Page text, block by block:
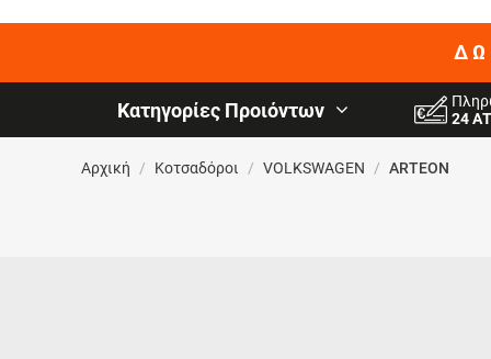
Κατηγορίες Προιόντων
24
Αρχική / Κοτσαδόροι / VOLKSWAGEN / ARTEON